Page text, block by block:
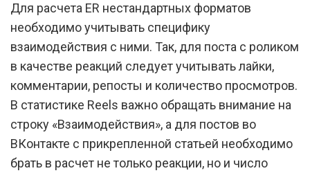
Для расчета ER нестандартных форматов
необходимо учитывать специфику
взаимодействия с ними. Так, для поста с роликом
в качестве реакций следует учитывать лайки,
комментарии, репосты и количество просмотров.
В статистике Reels важно обращать внимание на
строку «Взаимодействия», а для постов во
ВКонтакте с прикрепленной статьей необходимо
брать в расчет не только реакции, но и число